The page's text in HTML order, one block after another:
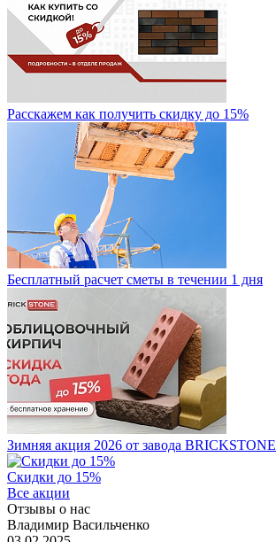
Расскажем как получить скидку до 15%
Бесплатный расчет сметы в течении 1 дня
Зимняя акция 2026 от завода BRICKSTONE
Скидки до 15%
Все акции
Отзывы о нас
Владимир Васильченко